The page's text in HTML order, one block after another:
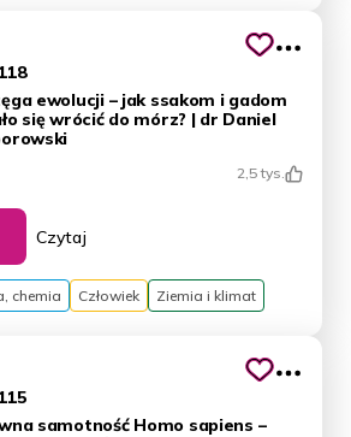
ewolucji – jak ssakom i gadom
się wrócić do mórz? | dr Daniel
2,5 tys.
Czytaj
chemia Człowiek Ziemia i klimat
samotność Homo sapiens –